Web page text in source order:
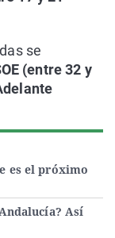
es el próximo
Así
se
(entre 32 y